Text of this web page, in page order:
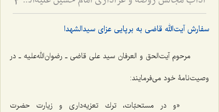
3
سفارش آیت‌الله قاضی به برپایی عزای سیدالشهدا
مرحوم آیت‌الحق و العرفان سید علی قاضی ـ رضوان‌الله‌علیه ـ در
وصیت‌نامۀ خود می‌فرمایند:
«و در مستحبّات، ترك تعزيه‌دارى و زيارت حضرت